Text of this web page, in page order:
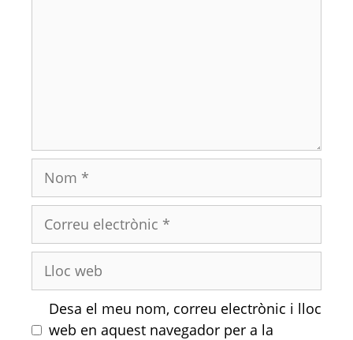
Desa el meu nom, correu electrònic i lloc
web en aquest navegador per a la